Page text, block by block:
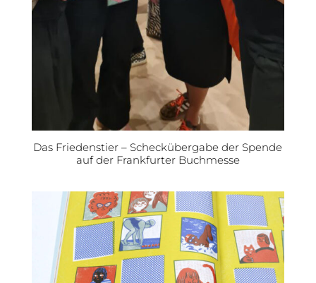
Das Friedenstier – Scheckübergabe der Spende
auf der Frankfurter Buchmesse